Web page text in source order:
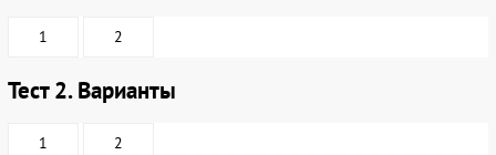
1 2
Тест 2. Варианты
1 2